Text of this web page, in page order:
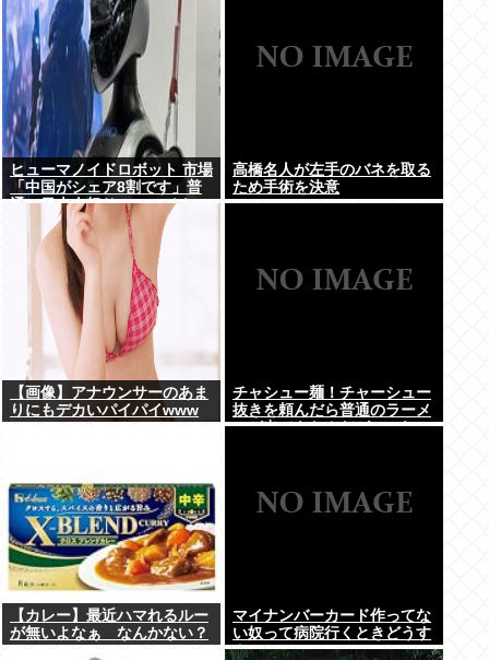
ヒューマノイドロボット 市場
「中国がシェア8割です」普
通の日本人怒りのフェイクニ
ュース認定へ…
高橋名人が左手のバネを取る
ため手術を決意
【画像】アナウンサーのあま
りにもデカいパイパイwww
チャシュー麺！チャーシュー
抜きを頼んだら普通のラーメ
ンが出てきたんだが、これっ
【カレー】最近ハマれるルー
が無いよなぁ なんかない？
マイナンバーカード作ってな
い奴って病院行くときどうす
んの